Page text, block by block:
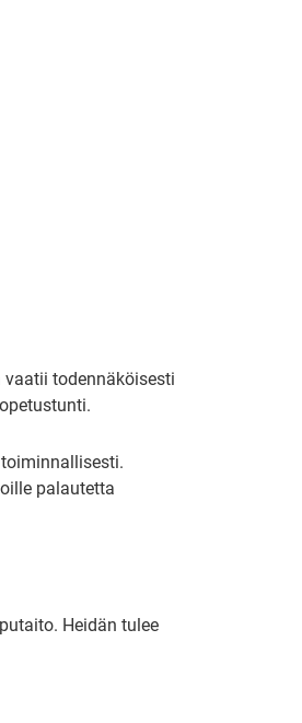
vaatii todennäköisesti
palautetta
Heidän tulee